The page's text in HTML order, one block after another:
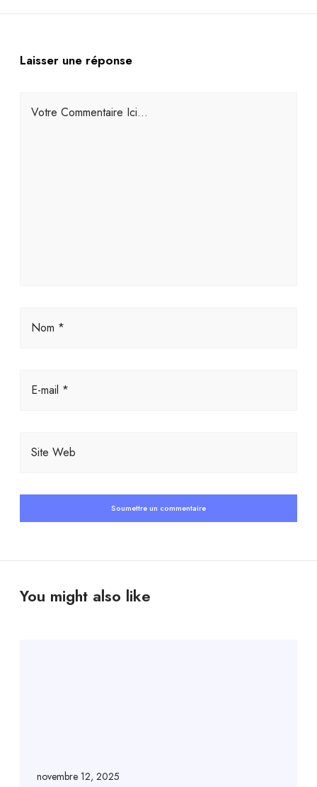
Laisser une réponse
Votre Commentaire Ici...
Nom *
E-mail *
Site Web
You might also like
novembre 12, 2025